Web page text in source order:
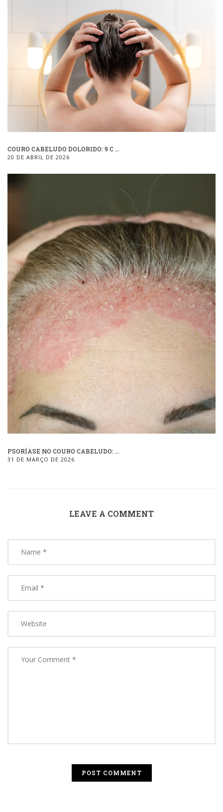
COURO CABELUDO DOLORIDO: 9 C ...
20 DE ABRIL DE 2026
PSORÍASE NO COURO CABELUDO: ...
31 DE MARÇO DE 2026
LEAVE A COMMENT